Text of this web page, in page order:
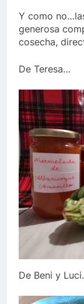
Y como
generosa
cosecha,
De Teresa…
De Beni y